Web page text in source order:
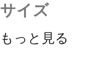
サイズ
もっと見る